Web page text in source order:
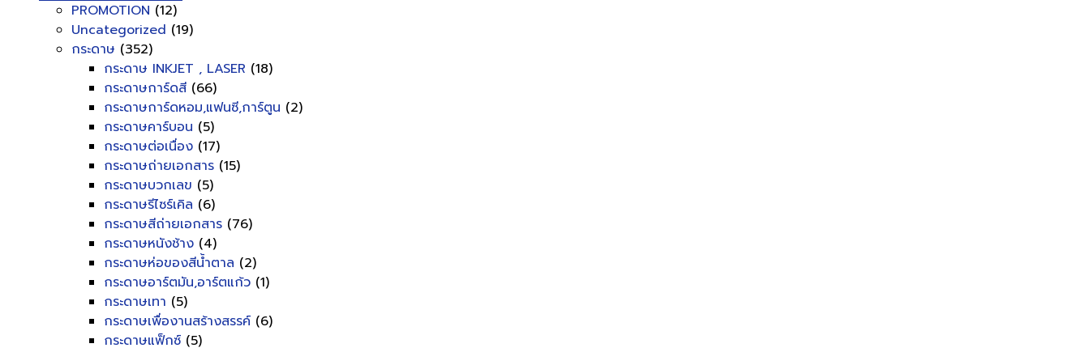
PROMOTION (12)
Uncategorized (19)
กระดาษ (352)
กระดาษ INKJET , LASER (18)
กระดาษการ์ดสี (66)
กระดาษการ์ดหอม,แฟนซี,การ์ตูน (2)
กระดาษคาร์บอน (5)
กระดาษต่อเนื่อง (17)
กระดาษถ่ายเอกสาร (15)
กระดาษบวกเลข (5)
กระดาษรีไซร์เคิล (6)
กระดาษสีถ่ายเอกสาร (76)
กระดาษหนังช้าง (4)
กระดาษห่อของสีน้ำตาล (2)
กระดาษอาร์ตมัน,อาร์ตแก้ว (1)
กระดาษเทา (5)
กระดาษเพื่องานสร้างสรรค์ (6)
กระดาษแฟ็กซ์ (5)